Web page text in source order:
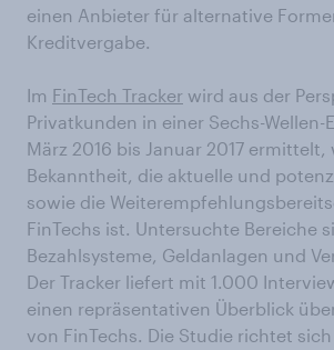
einen Anbieter für alternative
Kreditvergabe.
Im FinTech Tracker wird aus der
Privatkunden in einer Sechs-Wellen-
März 2016 bis Januar 2017 ermittelt,
Bekanntheit, die aktuelle und
sowie die
FinTechs ist. Untersuchte Bereiche
Bezahlsysteme, Geldanlagen und
Der Tracker liefert mit 1.000
einen repräsentativen Überblick
von FinTechs. Die Studie richtet sich